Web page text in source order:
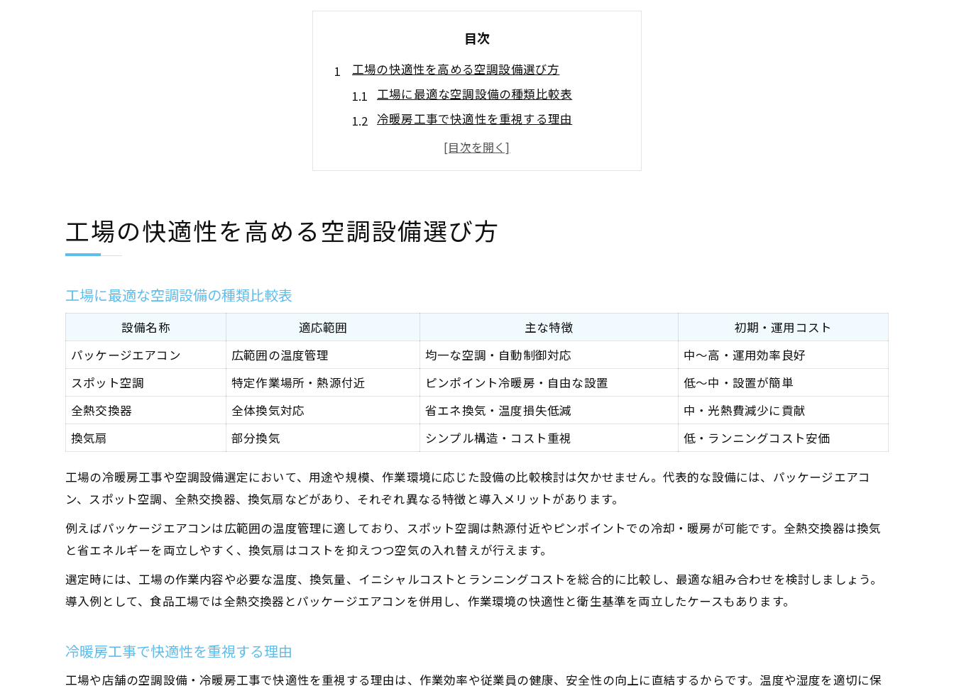
目次
工場の快適性を高める空調設備選び方
工場に最適な空調設備の種類比較表
冷暖房工事で快適性を重視する理由
作業環境改善に役立つ店舗設計のポイント
効率的な空調設備選定のコツを解説
店舗設計と換気設備の連携ポイント解説
店舗設計で重視すべき換気設備の仕様一覧
快適空間を実現する店舗設計の工夫
換気設備導入時のチェックポイント
冷暖房工事を成功に導く設計の工夫とは
冷暖房工事と空調設備の最適配置表
設計段階での冷暖房工事のポイント
失敗しない空調設備選びの基準
省エネに配慮した冷暖房工事術
空調設備が担う作業環境改善の効果一覧
店舗設計で作業効率を高めるコツ
工場の快適性を高める空調設備選び方
工場に最適な空調設備の種類比較表
設備名称 適応範囲 主な特徴
初期・運用コスト
パッケージエアコン
広範囲の温度管理 均一な空調・自動制御対応
中～高・運用効率良好
スポット空調
特定作業場所・熱源付近 ピンポイント冷暖房・自由な設置
低～中・設置が簡単
全熱交換器
全体換気対応 省エネ換気・温度損失低減
中・光熱費減少に貢献
換気扇
部分換気 シンプル構造・コスト重視 低・ランニングコスト安価
工場の冷暖房工事や空調設備選定において、用途や規模、作業環境に応じた設備の比較検討は欠かせません。代表的な設備には、パッケージエアコ
ン、スポット空調、全熱交換器、換気扇などがあり、それぞれ異なる特徴と導入メリットがあります。
例えばパッケージエアコンは広範囲の温度管理に適しており、スポット空調は熱源付近やピンポイントでの冷却・暖房が可能です。全熱交換器は換気
と省エネルギーを両立しやすく、換気扇はコストを抑えつつ空気の入れ替えが行えます。
選定時には、工場の作業内容や必要な温度、換気量、イニシャルコストとランニングコストを総合的に比較し、最適な組み合わせを検討しましょう。
導入例として、食品工場では全熱交換器とパッケージエアコンを併用し、作業環境の快適性と衛生基準を両立したケースもあります。
冷暖房工事で快適性を重視する理由
工場や店舗の空調設備・冷暖房工事で快適性を重視する理由は、作業効率や従業員の健康、安全性の向上に直結するからです。温度や湿度を適切に保